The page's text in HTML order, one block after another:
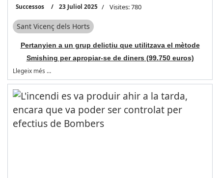
Successos 23 Juliol 2025 Visites: 780
Sant Vicenç dels Horts
Pertanyien a un grup delictiu que utilitzava el mètode
Smishing per apropiar-se de diners (99.750 euros)
Llegeix més …